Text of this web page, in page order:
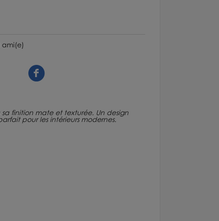
finition mate et texturée. Un design
pour les intérieurs modernes.